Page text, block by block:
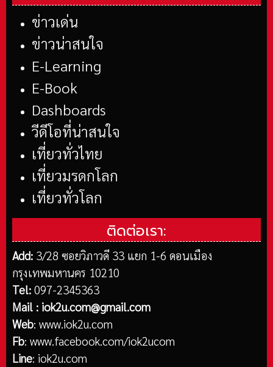
ข่าวเด่น
ข่าวน่าสนใจ
E-Learning
E-Book
Dashboards
วีดีโอที่น่าสนใจ
เที่ยวทั่วไทย
เที่ยวมรดกโลก
เที่ยวทั่วโลก
ติดต่อเรา:
Add: 3/28 ซอยวิภาวดี 33 แยก 1-6 ดอนเมือง
กรุงเทพมหานคร 10210
Tel: 097-2345363
Mail : iok2u.com@gmail.com
Web: www.iok2u.com
Fb: www.facebook.com/iok2ucom
Line: iok2u.com